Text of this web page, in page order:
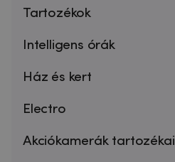
Tartozékok
Intelligens órák
Ház és kert
Electro
Akciókamerák tartozékai